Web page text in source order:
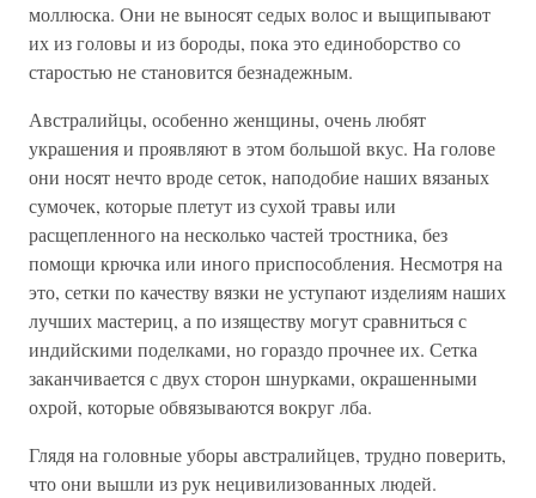
моллюска. Они не выносят седых волос и выщипывают
их из головы и из бороды, пока это единоборство со
старостью не становится безнадежным.
Австралийцы, особенно женщины, очень любят
украшения и проявляют в этом большой вкус. На голове
они носят нечто вроде сеток, наподобие наших вязаных
сумочек, которые плетут из сухой травы или
расщепленного на несколько частей тростника, без
помощи крючка или иного приспособления. Несмотря на
это, сетки по качеству вязки не уступают изделиям наших
лучших мастериц, а по изяществу могут сравниться с
индийскими поделками, но гораздо прочнее их. Сетка
заканчивается с двух сторон шнурками, окрашенными
охрой, которые обвязываются вокруг лба.
Глядя на головные уборы австралийцев, трудно поверить,
что они вышли из рук нецивилизованных людей.